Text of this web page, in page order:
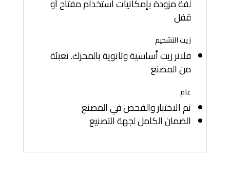
لفة مزودة بإمكانيات استخدام مفتاح أو
قفل
زيت التشحيم
فلاتر زيت أساسية وثانوية بالمحرك. تعبئة
من المصنع
عام
تم الاختبار والفحص في المصنع
الضمان الكامل لجهة التصنيع